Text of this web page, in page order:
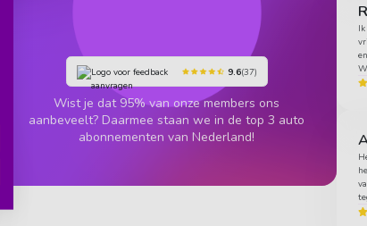
9.6(37)
Wist je dat 95% van onze members ons
aanbeveelt? Daarmee staan we in de top 3 auto
abonnementen van Nederland!